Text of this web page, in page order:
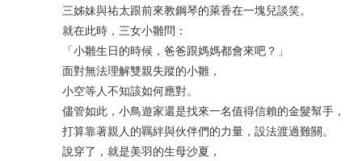
三姊妹與祐太跟前來教鋼琴的萊香在一塊兒談笑。
就在此時，三女小雛問：
「小雛生日的時候，爸爸跟媽媽都會來吧？」
面對無法理解雙親失蹤的小雛，
小空等人不知該如何應對。
儘管如此，小鳥遊家還是找來一名值得信賴的金髮幫手，
打算靠著親人的羈絆與伙伴們的力量，設法渡過難關。
說穿了，就是美羽的生母沙夏，